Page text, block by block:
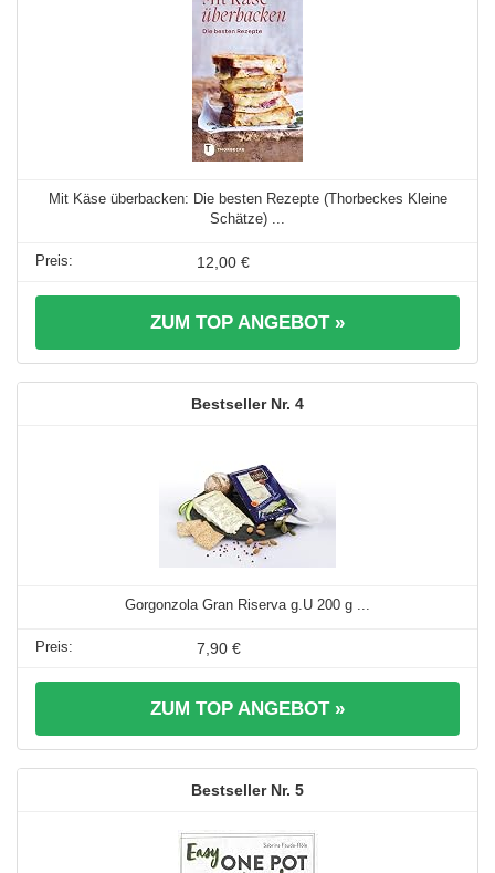
Mit Käse überbacken: Die besten Rezepte (Thorbeckes Kleine
Schätze) ...
12,00 €
ZUM TOP ANGEBOT »
4
Gorgonzola Gran Riserva g.U 200 g ...
7,90 €
ZUM TOP ANGEBOT »
5